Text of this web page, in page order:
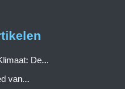
De...
van...